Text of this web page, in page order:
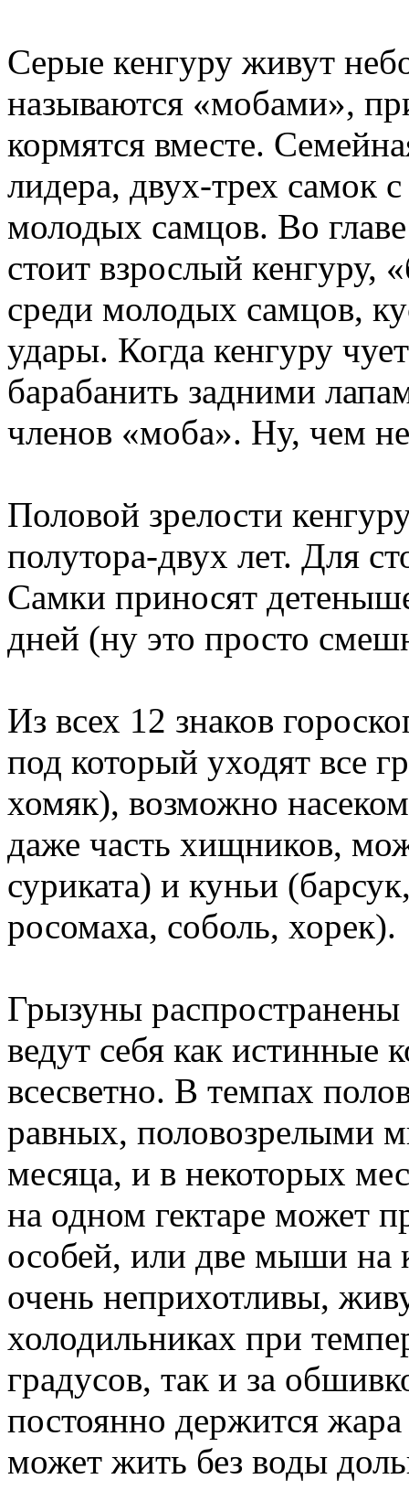
Серые кенгуру живут
называются «мобами»,
кормятся вместе.
лидера, двух-трех самок
молодых самцов. Во
стоит взрослый кенгуру,
среди молодых самцов,
удары. Когда кенгуру
барабанить задними
членов «моба». Ну, чем
Половой зрелости
полутора-двух лет. Для
Самки приносят
дней (ну это просто
Из всех 12 знаков
под который уходят все
хомяк), возможно
даже часть хищников,
суриката) и куньи
росомаха, соболь, хорек).
Грызуны
ведут себя как истинные
всесветно. В темпах
равных, половозрелыми
месяца, и в некоторых
на одном гектаре может
особей, или две мыши на
очень неприхотливы,
холодильниках при
градусов, так и за
постоянно держится
может жить без воды